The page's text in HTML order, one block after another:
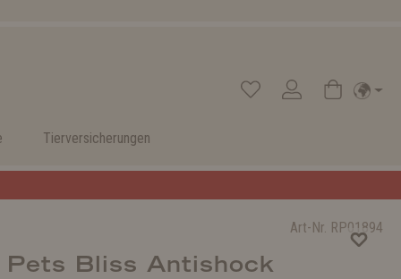
Tierversicherungen
Art-Nr. RP01894
Pets Bliss Antishock